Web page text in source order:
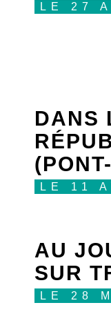
LE 27
DANS
LE 11
AU
SUR
LE 28